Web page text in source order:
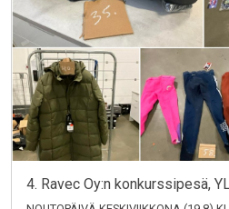
4. Ravec Oy:n konkurssipesä,